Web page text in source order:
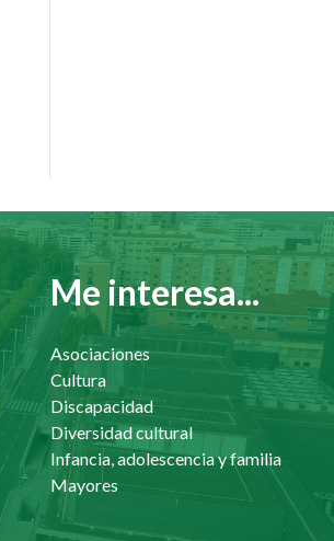
Me interesa...
Asociaciones
Cultura
Discapacidad
Diversidad cultural
Infancia, adolescencia y familia
Mayores